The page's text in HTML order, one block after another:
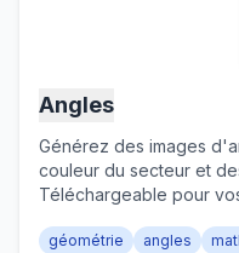
Angles
Générez des images
couleur du secteur et
Téléchargeable pour
géométrie angles